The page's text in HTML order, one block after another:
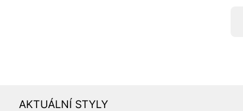
AKTUÁLNÍ STYLY